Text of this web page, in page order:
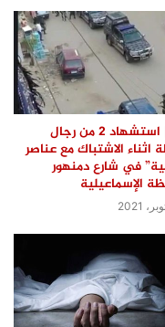
عاجل| استشهاد 2 من رجال
اثناء الاشتباك مع عناصر
في شارع دمنهور
الإسماعيلية